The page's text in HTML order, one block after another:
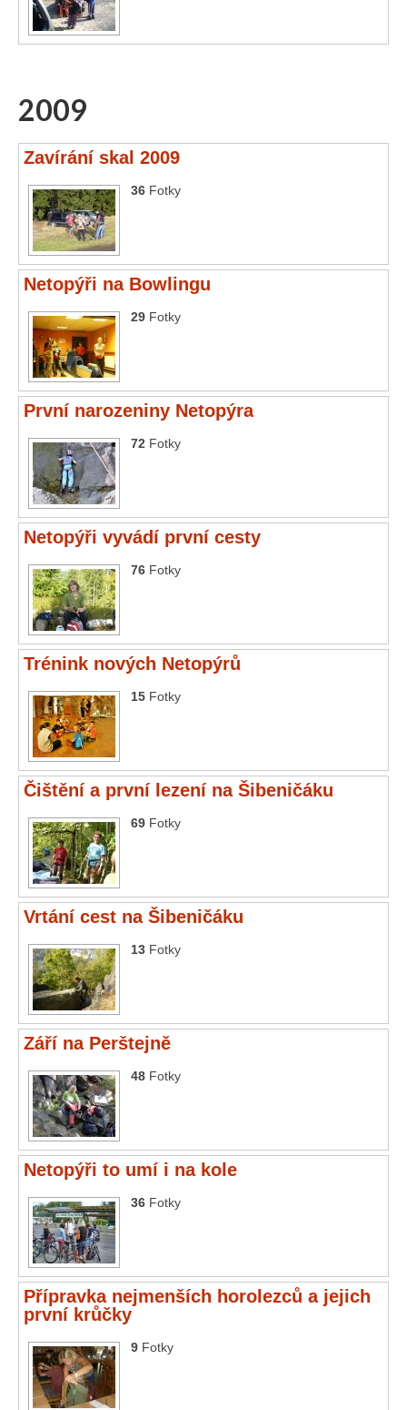
2009
Zavírání skal 2009
36 Fotky
Netopýři na Bowlingu
29 Fotky
První narozeniny Netopýra
72 Fotky
Netopýři vyvádí první cesty
76 Fotky
Trénink nových Netopýrů
15 Fotky
Čištění a první lezení na Šibeničáku
69 Fotky
Vrtání cest na Šibeničáku
13 Fotky
Září na Perštejně
48 Fotky
Netopýři to umí i na kole
36 Fotky
Přípravka nejmenších horolezců a jejich
první krůčky
9 Fotky